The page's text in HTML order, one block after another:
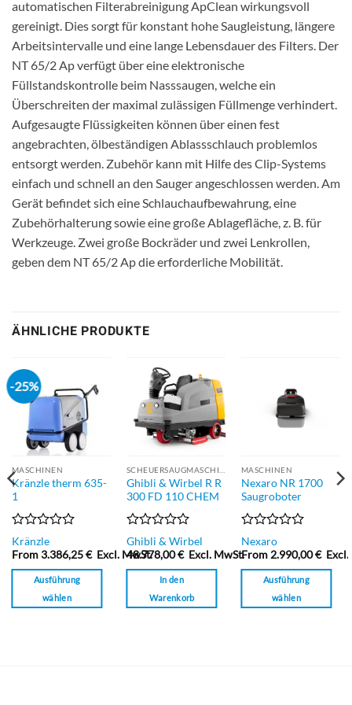
automatischen Filterabreinigung ApClean wirkungsvoll
gereinigt. Dies sorgt für konstant hohe Saugleistung, längere
Arbeitsintervalle und eine lange Lebensdauer des Filters. Der
NT 65/2 Ap verfügt über eine elektronische
Füllstandskontrolle beim Nasssaugen, welche ein
Überschreiten der maximal zulässigen Füllmenge verhindert.
Aufgesaugte Flüssigkeiten können über einen fest
angebrachten, ölbeständigen Ablassschlauch problemlos
entsorgt werden. Zubehör kann mit Hilfe des Clip-Systems
einfach und schnell an den Sauger angeschlossen werden. Am
Gerät befindet sich eine Schlauchaufbewahrung, eine
Zubehörhalterung sowie eine große Ablagefläche, z. B. für
Werkzeuge. Zwei große Bockräder und zwei Lenkrollen,
geben dem NT 65/2 Ap die erforderliche Mobilität.
ÄHNLICHE PRODUKTE
-25%
MASCHINEN
Kränzle therm 635-
1
Bewertet
mit
0
Kränzle
From3.386,25€ Excl. MwSt.
Ausführung
wählen
Ghibli & Wirbel R R
300 FD 110 CHEM
Bewertet
mit
0
Ghibli & Wirbel
48.778,00€ Excl. MwSt.
In den
Warenkorb
MASCHINEN
Nexaro NR 1700
Saugroboter
Bewertet
mit
0
Nexaro
From 2.990,00€ Excl.
Ausführung
wählen